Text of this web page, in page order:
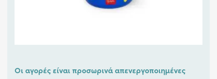
Οι αγορές είναι προσωρινά απενεργοποιημένες